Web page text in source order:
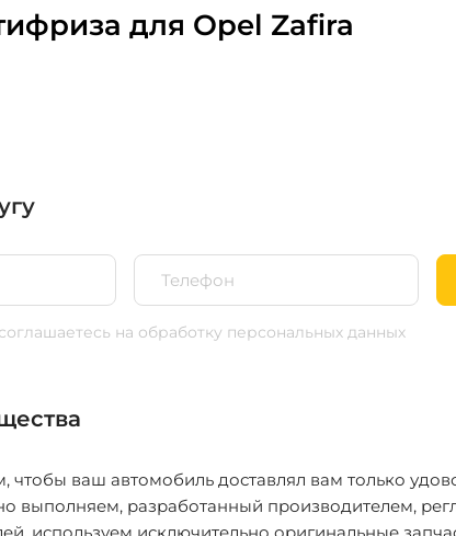
для Opel Zafira
на обработку персональных данных
чтобы ваш автомобиль доставлял вам только
выполняем, разработанный производителем,